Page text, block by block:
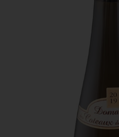
Domaine des
-
C’est un assemblage de
pinot blanc. C’est la cuvée
choisi avec moi le
belles choses, de